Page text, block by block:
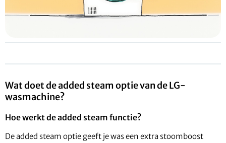
Wat doet de added steam optie van de LG-
wasmachine?
Hoe werkt de added steam functie?
De added steam optie geeft je was een extra stoomboost